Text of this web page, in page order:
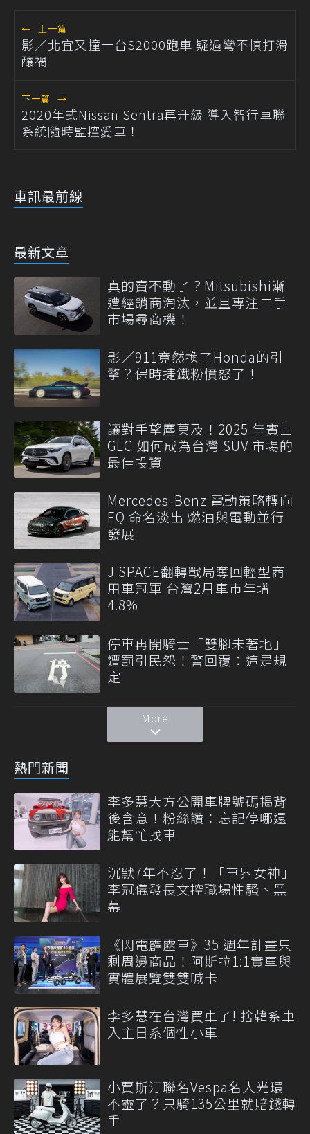
← 上一篇
影／北宜又撞一台S2000跑車 疑過彎不慎打滑
釀禍
下一篇 →
2020年式Nissan Sentra再升級 導入智行車聯
系統隨時監控愛車！
車訊最前線
最新文章
真的賣不動了？Mitsubishi漸
遭經銷商淘汰，並且專注二手
市場尋商機！
影／911竟然換了Honda的引
擎？保時捷鐵粉憤怒了！
讓對手望塵莫及！2025 年賓士
GLC 如何成為台灣 SUV 市場的
最佳投資
Mercedes-Benz 電動策略轉向
EQ 命名淡出 燃油與電動並行
發展
J SPACE翻轉戰局奪回輕型商
用車冠軍 台灣2月車市年增
4.8%
停車再開騎士「雙腳未著地」
遭罰引民怨！警回覆：這是規
定
More
熱門新聞
李多慧大方公開車牌號碼揭背
後含意！粉絲讚：忘記停哪還
能幫忙找車
沉默7年不忍了！「車界女神」
李冠儀發長文控職場性騷、黑
幕
《閃電霹靂車》35 週年計畫只
剩周邊商品！阿斯拉1:1實車與
實體展覽雙雙喊卡
李多慧在台灣買車了! 捨韓系車
入主日系個性小車
小賈斯汀聯名Vespa名人光環
不靈了？只騎135公里就賠錢轉
手